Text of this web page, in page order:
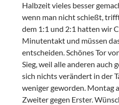
Halbzeit vieles besser
wenn man nicht schießt,
dem 1:1 und 2:1 hatten wir
Minutentakt und müssen
entscheiden. Schönes Tor
Sieg, weil alle anderen auch
sich nichts verändert in der
weniger geworden. Montag
Zweiter gegen Erster.